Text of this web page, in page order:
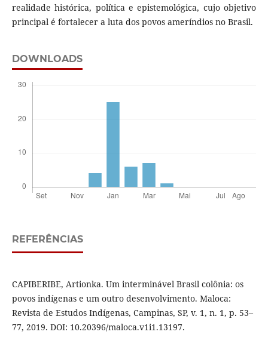
realidade histórica, política e epistemológica, cujo objetivo
principal é fortalecer a luta dos povos ameríndios no Brasil.
DOWNLOADS
REFERÊNCIAS
CAPIBERIBE, Artionka. Um interminável Brasil colônia: os
povos indígenas e um outro desenvolvimento. Maloca:
Revista de Estudos Indígenas, Campinas, SP, v. 1, n. 1, p. 53–
77, 2019. DOI: 10.20396/maloca.v1i1.13197.